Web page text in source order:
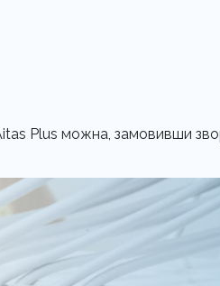
Plus можна, замовивши